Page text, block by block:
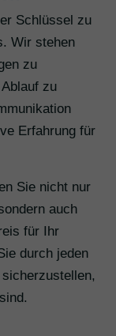
Schlüssel zu
Wir stehen
zu
zu
Erfahrung für
Sie nicht nur
auch
für Ihr
durch jeden